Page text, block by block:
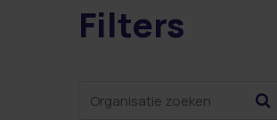
15 resultaten
Filters